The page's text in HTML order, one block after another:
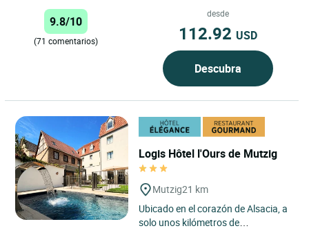
establecimiento...
9.8/10
(71 comentarios)
desde
112.92 USD
Descubra
Logis Hôtel l'Ours de Mutzig
Mutzig21 km
Ubicado en el corazón de Alsacia, a
solo unos kilómetros de